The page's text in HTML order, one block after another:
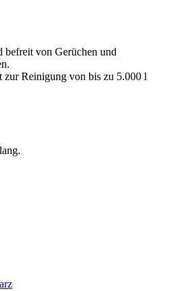
befreit von Gerüchen und
Reinigung von bis zu 5.000 l